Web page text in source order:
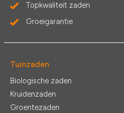
Topkwaliteit zaden
Groeigarantie
Tuinzaden
Biologische zaden
Kruidenzaden
Groentezaden